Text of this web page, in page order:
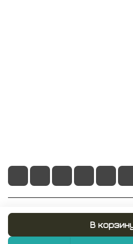
В
© 2026 RUMIX.SHOP